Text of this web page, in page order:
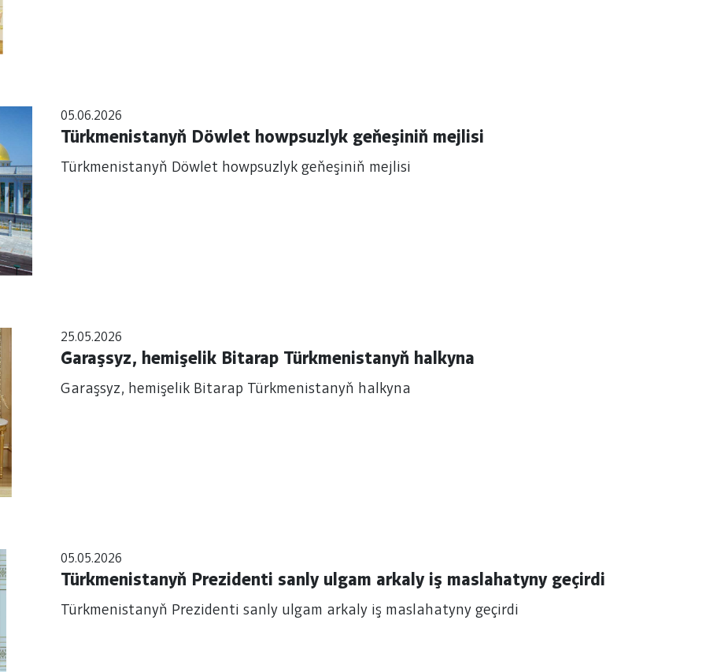
05.06.2026
Türkmenistanyň Döwlet howpsuzlyk geňeşiniň mejlisi
Türkmenistanyň Döwlet howpsuzlyk geňeşiniň mejlisi
25.05.2026
Garaşsyz, hemişelik Bitarap Türkmenistanyň halkyna
Garaşsyz, hemişelik Bitarap Türkmenistanyň halkyna
05.05.2026
Türkmenistanyň Prezidenti sanly ulgam arkaly iş maslahatyny geçirdi
Türkmenistanyň Prezidenti sanly ulgam arkaly iş maslahatyny geçirdi